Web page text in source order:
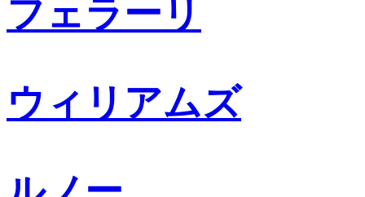
フェラーリ
ウィリアムズ